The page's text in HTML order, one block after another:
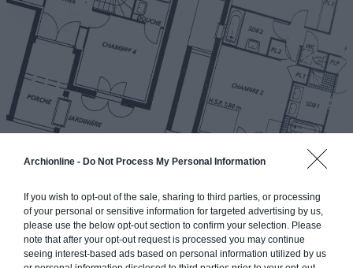
Archionline - Do Not Process My Personal Information
If you wish to opt-out of the sale, sharing to third parties, or processing
of your personal or sensitive information for targeted advertising by us,
please use the below opt-out section to confirm your selection. Please
note that after your opt-out request is processed you may continue
seeing interest-based ads based on personal information utilized by us
PLANS DE MAISON
Bien sûr, pour optimiser votre plan et voir loin, sachant que si
vous faites construire, vous allez demeurer dans votre maison